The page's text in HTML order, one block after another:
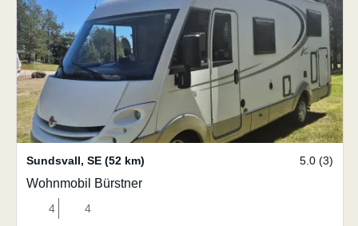
Sundsvall, SE (52 km) 5.0 (3)
Wohnmobil Bürstner
4 4